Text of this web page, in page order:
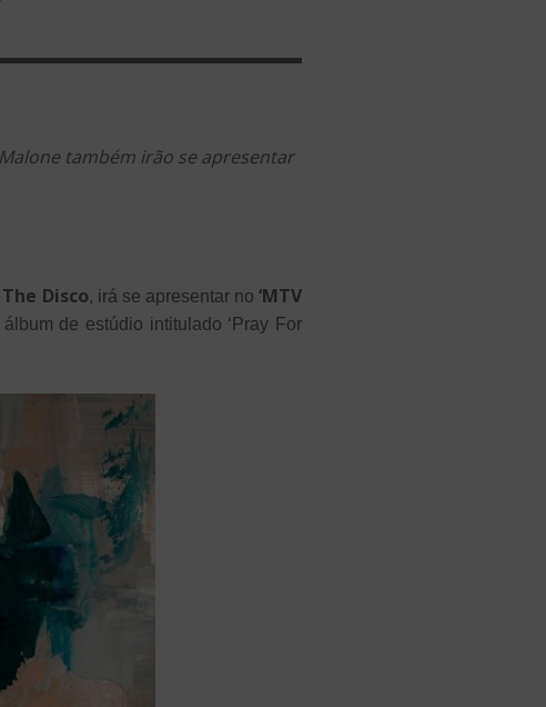
também irão se apresentar
Disco, irá se apresentar no‘MTV
de estúdio intitulado ‘Pray For